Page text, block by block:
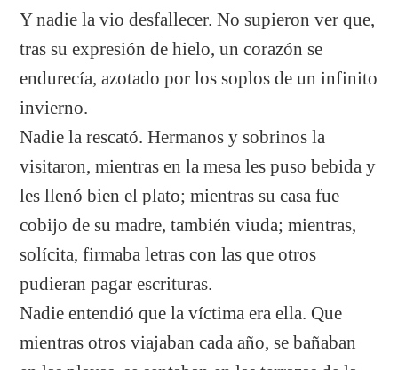
Y nadie la vio desfallecer. No supieron ver que,
tras su expresión de hielo, un corazón se
endurecía, azotado por los soplos de un infinito
invierno.
Nadie la rescató. Hermanos y sobrinos la
visitaron, mientras en la mesa les puso bebida y
les llenó bien el plato; mientras su casa fue
cobijo de su madre, también viuda; mientras,
solícita, firmaba letras con las que otros
pudieran pagar escrituras.
Nadie entendió que la víctima era ella. Que
mientras otros viajaban cada año, se bañaban